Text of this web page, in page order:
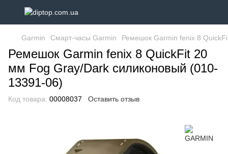
Garmin Смарт-часы Garmin Ремешок Garmin fenix 8
Ремешок Garmin fenix 8 QuickFit 20
мм Fog Gray/Dark силиконовый (010-
13391-06)
Код товара: 00008037 Оставить отзыв